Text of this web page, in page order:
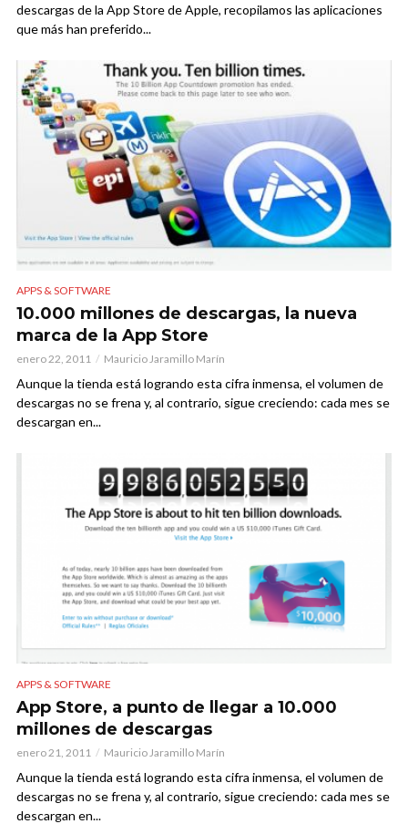
descargas de la App Store de Apple, recopilamos las aplicaciones
que más han preferido...
APPS & SOFTWARE
10.000 millones de descargas, la nueva
marca de la App Store
enero 22, 2011 Mauricio Jaramillo Marín
Aunque la tienda está logrando esta cifra inmensa, el volumen de
descargas no se frena y, al contrario, sigue creciendo: cada mes se
descargan en...
APPS & SOFTWARE
App Store, a punto de llegar a 10.000
millones de descargas
enero 21, 2011 Mauricio Jaramillo Marín
Aunque la tienda está logrando esta cifra inmensa, el volumen de
descargas no se frena y, al contrario, sigue creciendo: cada mes se
descargan en...